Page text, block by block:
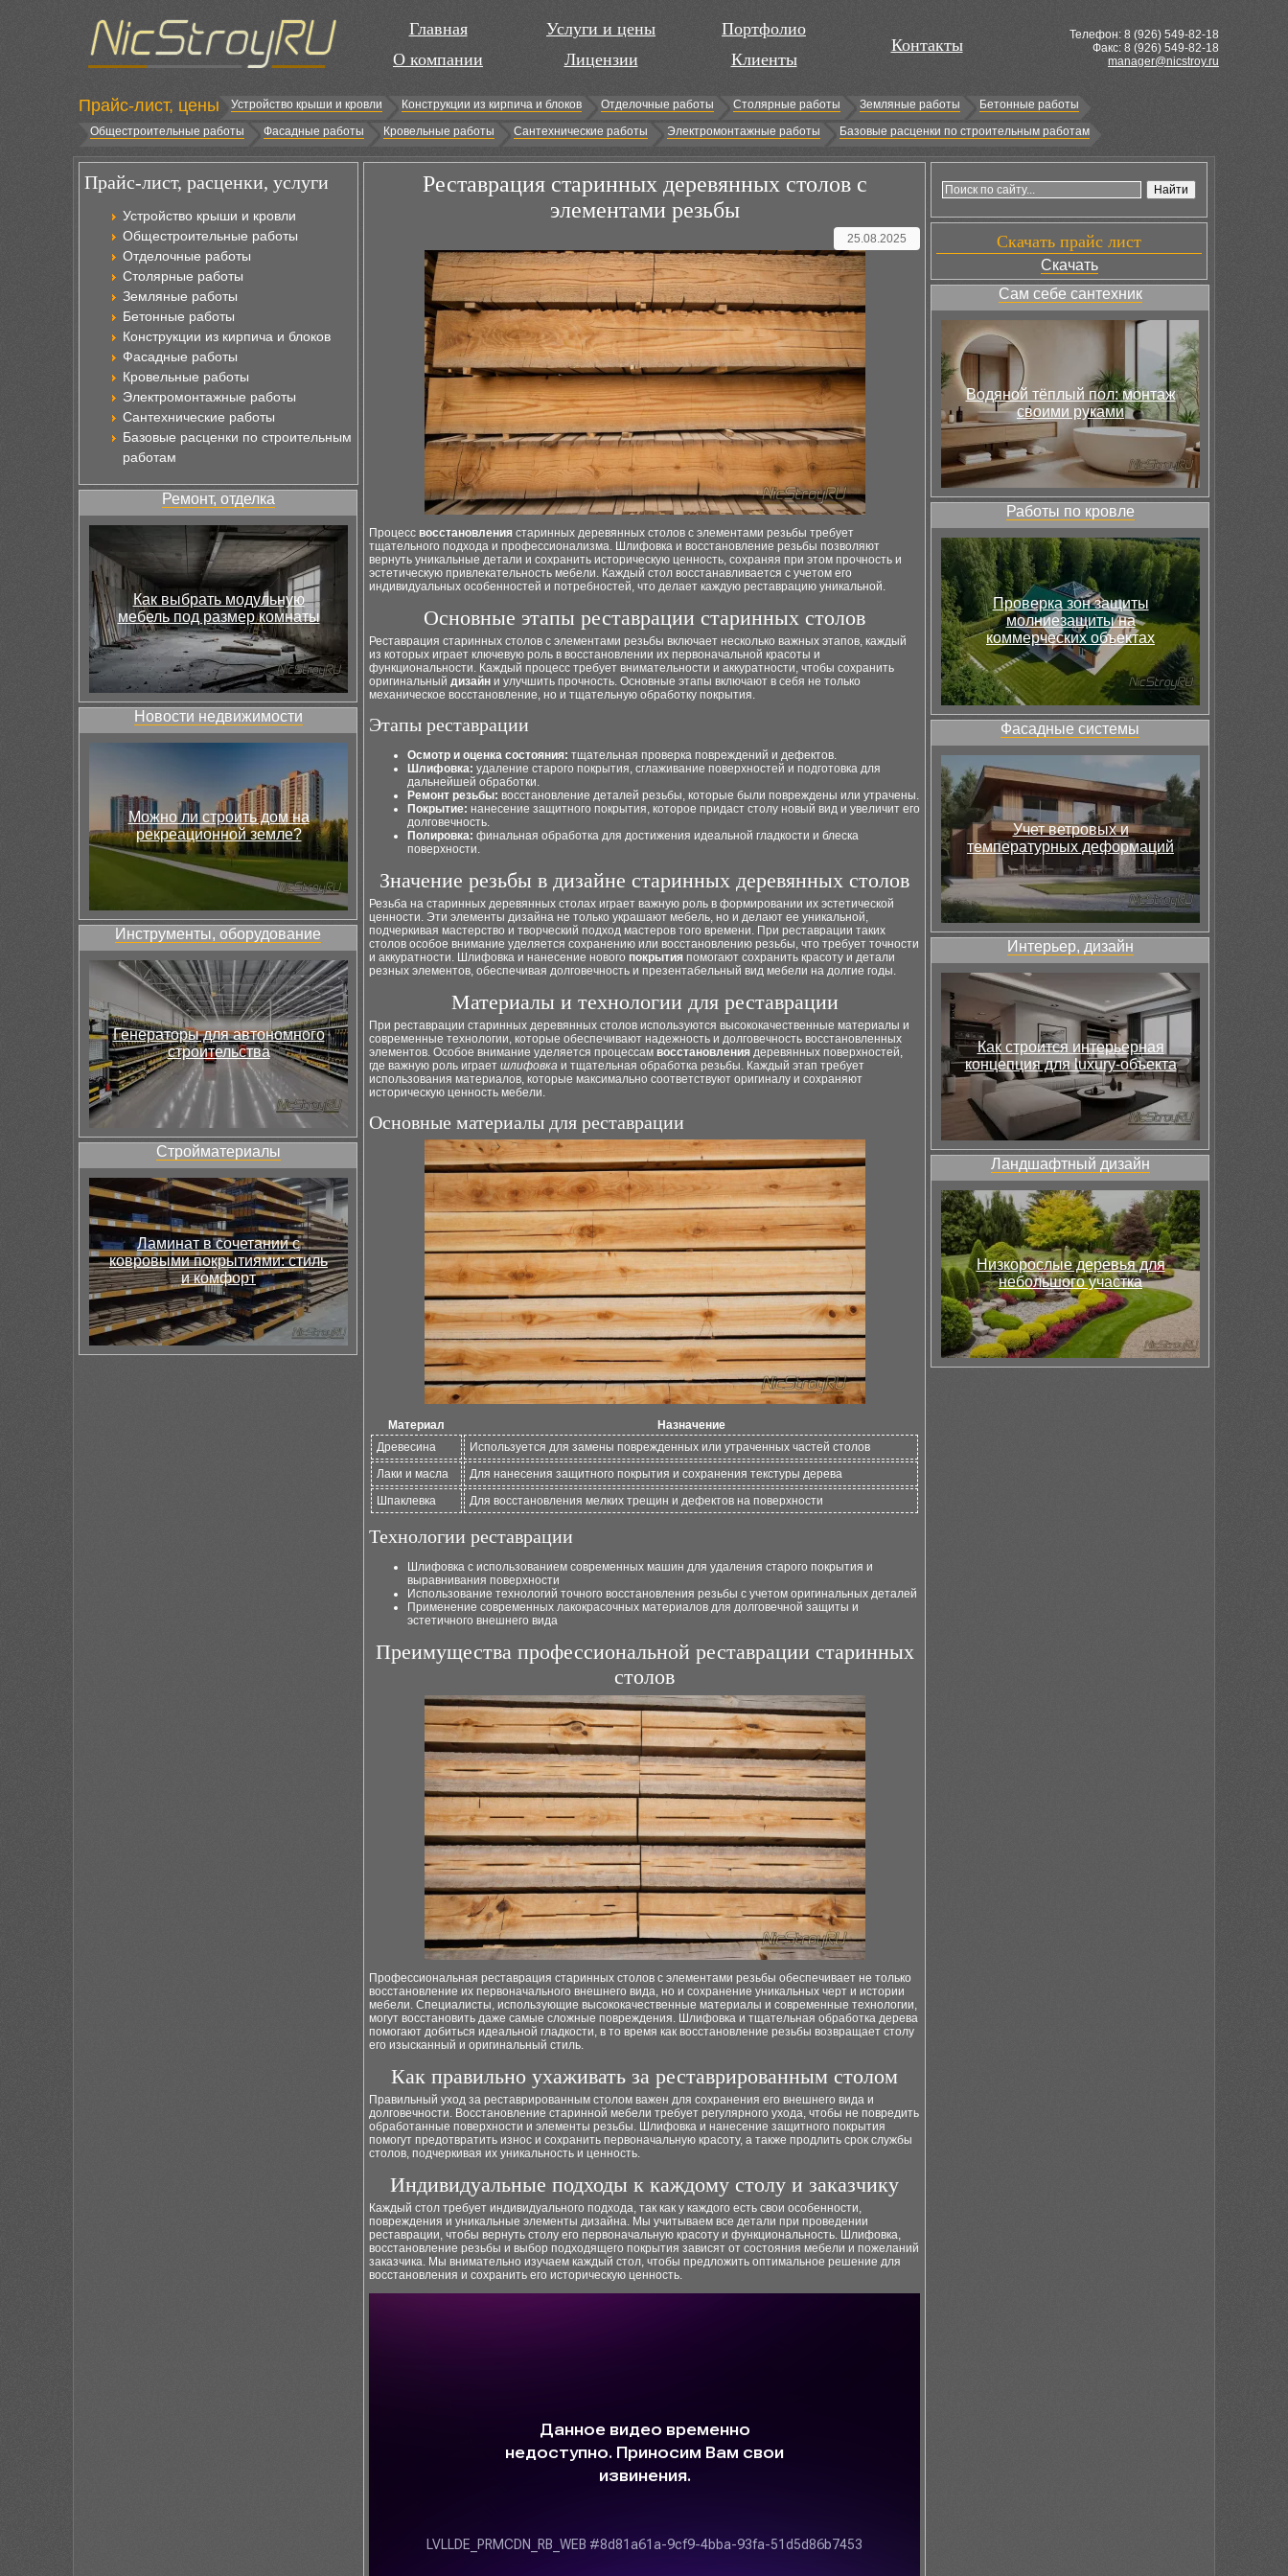
Главная
О компании
Услуги и цены
Лицензии
Портфолио
Клиенты
Контакты
Телефон: 8 (926) 549-82-18
Факс: 8 (926) 549-82-18
manager@nicstroy.ru
Прайс-лист, цены Устройство крыши и кровли Конструкции из кирпича и блоков Отделочные работы Столярные работы Земляные работы
Бетонные работы
Общестроительные работы
Фасадные работы Кровельные работы Сантехнические работы Электромонтажные работы Базовые расценки по строительным работам
Прайс-лист, расценки, услуги
Устройство крыши и кровли
Общестроительные работы
Отделочные работы
Столярные работы
Земляные работы
Бетонные работы
Конструкции из кирпича и блоков
Фасадные работы
Кровельные работы
Электромонтажные работы
Сантехнические работы
Базовые расценки по строительным
работам
Ремонт, отделка
Как выбрать модульную
мебель под размер комнаты
Новости недвижимости
Можно ли строить дом на
рекреационной земле?
Инструменты, оборудование
Генераторы для автономного
строительства
Стройматериалы
Ламинат в сочетании с
ковровыми покрытиями: стиль
и комфорт
Реставрация старинных деревянных столов с
элементами резьбы
25.08.2025
Процесс восстановления старинных деревянных столов с элементами резьбы требует
тщательного подхода и профессионализма. Шлифовка и восстановление резьбы позволяют
вернуть уникальные детали и сохранить историческую ценность, сохраняя при этом прочность и
эстетическую привлекательность мебели. Каждый стол восстанавливается с учетом его
индивидуальных особенностей и потребностей, что делает каждую реставрацию уникальной.
Основные этапы реставрации старинных столов
Реставрация старинных столов с элементами резьбы включает несколько важных этапов, каждый
из которых играет ключевую роль в восстановлении их первоначальной красоты и
функциональности. Каждый процесс требует внимательности и аккуратности, чтобы сохранить
оригинальный дизайн и улучшить прочность. Основные этапы включают в себя не только
механическое восстановление, но и тщательную обработку покрытия.
Этапы реставрации
Осмотр и оценка состояния: тщательная проверка повреждений и дефектов.
Шлифовка: удаление старого покрытия, сглаживание поверхностей и подготовка для
дальнейшей обработки.
Ремонт резьбы: восстановление деталей резьбы, которые были повреждены или утрачены.
Покрытие: нанесение защитного покрытия, которое придаст столу новый вид и увеличит его
долговечность.
Полировка: финальная обработка для достижения идеальной гладкости и блеска
поверхности.
Значение резьбы в дизайне старинных деревянных столов
Резьба на старинных деревянных столах играет важную роль в формировании их эстетической
ценности. Эти элементы дизайна не только украшают мебель, но и делают ее уникальной,
подчеркивая мастерство и творческий подход мастеров того времени. При реставрации таких
столов особое внимание уделяется сохранению или восстановлению резьбы, что требует точности
и аккуратности. Шлифовка и нанесение нового покрытия помогают сохранить красоту и детали
резных элементов, обеспечивая долговечность и презентабельный вид мебели на долгие годы.
Материалы и технологии для реставрации
При реставрации старинных деревянных столов используются высококачественные материалы и
современные технологии, которые обеспечивают надежность и долговечность восстановленных
элементов. Особое внимание уделяется процессам восстановления деревянных поверхностей,
где важную роль играет шлифовка и тщательная обработка резьбы. Каждый этап требует
использования материалов, которые максимально соответствуют оригиналу и сохраняют
историческую ценность мебели.
Основные материалы для реставрации
Материал
Назначение
Древесина
Используется для замены поврежденных или утраченных частей столов
Лаки и масла
Для нанесения защитного покрытия и сохранения текстуры дерева
Шпаклевка
Для восстановления мелких трещин и дефектов на поверхности
Технологии реставрации
Шлифовка с использованием современных машин для удаления старого покрытия и
выравнивания поверхности
Использование технологий точного восстановления резьбы с учетом оригинальных деталей
Применение современных лакокрасочных материалов для долговечной защиты и
эстетичного внешнего вида
Преимущества профессиональной реставрации старинных
столов
Профессиональная реставрация старинных столов с элементами резьбы обеспечивает не только
восстановление их первоначального внешнего вида, но и сохранение уникальных черт и истории
мебели. Специалисты, использующие высококачественные материалы и современные технологии,
могут восстановить даже самые сложные повреждения. Шлифовка и тщательная обработка дерева
помогают добиться идеальной гладкости, в то время как восстановление резьбы возвращает столу
его изысканный и оригинальный стиль.
Как правильно ухаживать за реставрированным столом
Правильный уход за реставрированным столом важен для сохранения его внешнего вида и
долговечности. Восстановление старинной мебели требует регулярного ухода, чтобы не повредить
обработанные поверхности и элементы резьбы. Шлифовка и нанесение защитного покрытия
помогут предотвратить износ и сохранить первоначальную красоту, а также продлить срок службы
столов, подчеркивая их уникальность и ценность.
Индивидуальные подходы к каждому столу и заказчику
Каждый стол требует индивидуального подхода, так как у каждого есть свои особенности,
повреждения и уникальные элементы дизайна. Мы учитываем все детали при проведении
реставрации, чтобы вернуть столу его первоначальную красоту и функциональность. Шлифовка,
восстановление резьбы и выбор подходящего покрытия зависят от состояния мебели и пожеланий
заказчика. Мы внимательно изучаем каждый стол, чтобы предложить оптимальное решение для
восстановления и сохранить его историческую ценность.
Скачать прайс лист
Скачать
Сам себе сантехник
Водяной тёплый пол: монтаж
своими руками
Работы по кровле
Проверка зон защиты
молниезащиты на
коммерческих объектах
Фасадные системы
Учет ветровых и
температурных деформаций
Интерьер, дизайн
Как строится интерьерная
концепция для luxury-объекта
Ландшафтный дизайн
Низкорослые деревья для
небольшого участка